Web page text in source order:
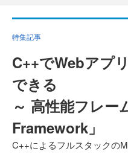
特集記事
C++でWebアプ
できる
～ 高性能フレー
Framework」
C++によるフルスタックの